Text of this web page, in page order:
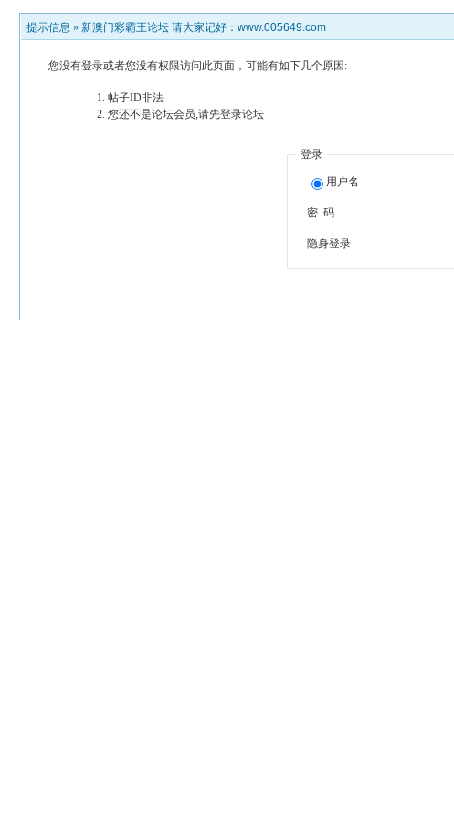
提示信息 » 新澳门彩霸王论坛 请大家记好：www.005649.com
您没有登录或者您没有权限访问此页面，可能有如下几个原因:
帖子ID非法
您还不是论坛会员,请先登录论坛
登录
用户名
密 码
隐身登录